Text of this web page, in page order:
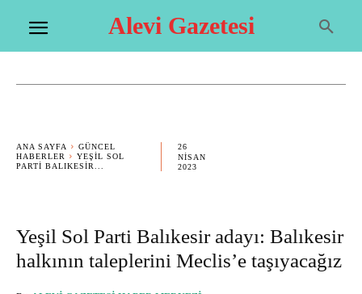
Alevi Gazetesi
ANA SAYFA
GÜNCEL
HABERLER
YEŞIL SOL
PARTI BALIKESIR...
26
NISAN
2023
Yeşil Sol Parti Balıkesir adayı: Balıkesir
halkının taleplerini Meclis’e taşıyacağız